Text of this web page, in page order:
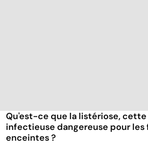
Qu'est-ce que la listériose,
infectieuse dangereuse pour les
enceintes ?